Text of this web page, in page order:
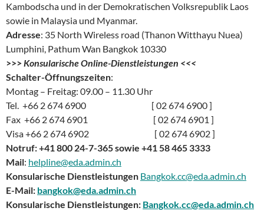
Kambodscha und in der Demokratischen Volksrepublik Laos
sowie in Malaysia und Myanmar.
Adresse: 35 North Wireless road (Thanon Witthayu Nuea)
Lumphini, Pathum Wan Bangkok 10330
>>>Konsularische Online-Dienstleistungen <<<
Schalter-Öffnungszeiten:
Montag – Freitag: 09.00 – 11.30 Uhr
Tel. +66 2 674 6900 [ 02 674 6900 ]
Fax +66 2 674 6901 [ 02 674 6901 ]
Visa +66 2 674 6902 [ 02 674 6902 ]
Notruf: +41 800 24-7-365 sowie +41 58 465 3333
Mail: helpline@eda.admin.ch
Konsularische Dienstleistungen Bangkok.cc@eda.admin.ch
E-Mail: bangkok@eda.admin.ch
Konsularische Dienstleistungen: Bangkok.cc@eda.admin.ch